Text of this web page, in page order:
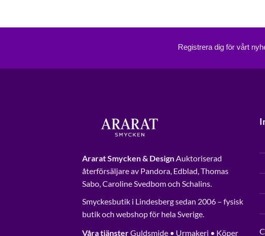
Registrera dig för vårt
Ararat Smycken & DesignAuktoriserad
återförsäljare av Pandora, Edblad, Thomas
Sabo, Caroline Svedbom och Schalins.
Smyckesbutik i Lindesberg sedan 2006 – fysisk
butik och webshop för hela Sverige.
Våra tjänsterGuldsmide • Urmakeri • Köper